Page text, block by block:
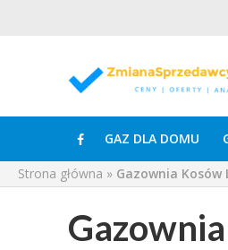
GAZ DLA DOMU
Strona główna » Gazownia Kosów